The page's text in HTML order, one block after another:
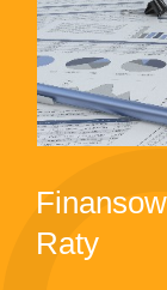
Raty